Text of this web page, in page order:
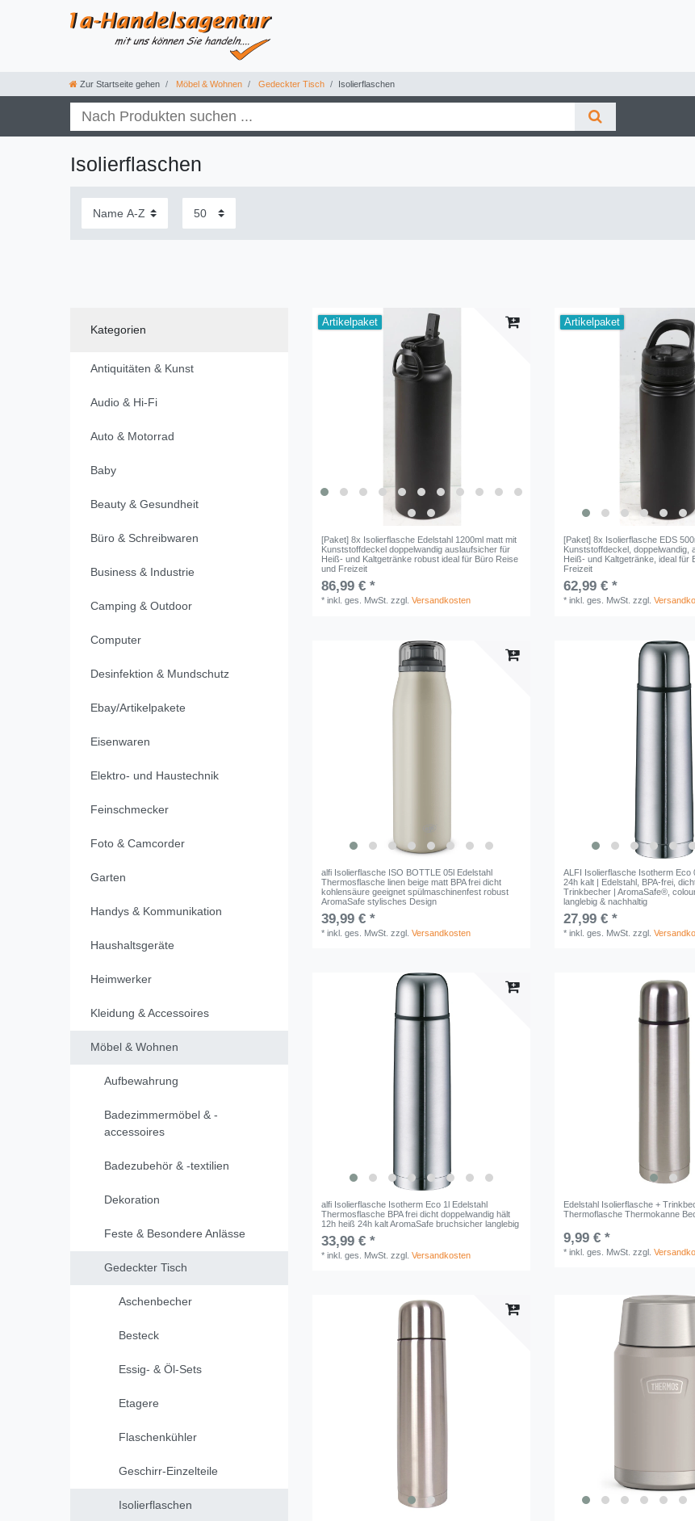
Zur Startseite gehen Möbel & Wohnen Gedeckter Tisch Isolierflaschen
Isolierflaschen
Kategorien
Antiquitäten & Kunst
Audio & Hi-Fi
Auto & Motorrad
Baby
Beauty & Gesundheit
Büro & Schreibwaren
Business & Industrie
Camping & Outdoor
Computer
Desinfektion & Mundschutz
Ebay/Artikelpakete
Eisenwaren
Elektro- und Haustechnik
Feinschmecker
Foto & Camcorder
Garten
Handys & Kommunikation
Haushaltsgeräte
Heimwerker
Kleidung & Accessoires
Möbel & Wohnen
Aufbewahrung
Badezimmermöbel & -
accessoires
Badezubehör & -textilien
Dekoration
Feste & Besondere Anlässe
Gedeckter Tisch
Aschenbecher
Besteck
Essig- & Öl-Sets
Etagere
Flaschenkühler
Geschirr-Einzelteile
Isolierflaschen
Artikelpaket
[Paket] 8x Isolierflasche Edelstahl 1200ml matt mit
Kunststoffdeckel doppelwandig auslaufsicher für
Heiß- und Kaltgetränke robust ideal für Büro Reise
und Freizeit
86,99 € *
*inkl. ges. MwSt. zzgl.Versandkosten
Artikelpaket
[Paket] 8x Isolierflasche EDS
Kunststoffdeckel, doppelwandig,
Heiß- und Kaltgetränke, ideal für
Freizeit
62,99 € *
*inkl. ges. MwSt. zzgl.
alfi Isolierflasche ISO BOTTLE 05l Edelstahl
Thermosflasche linen beige matt BPA frei dicht
kohlensäure geeignet spülmaschinenfest robust
AromaSafe stylisches Design
39,99 € *
*inkl. ges. MwSt. zzgl.Versandkosten
ALFI Isolierflasche Isotherm Eco
24h kalt | Edelstahl, BPA-frei,
Trinkbecher | AromaSafe®,
langlebig & nachhaltig
27,99 € *
*inkl. ges. MwSt. zzgl.
alfi Isolierflasche Isotherm Eco 1l Edelstahl
Thermosflasche BPA frei dicht doppelwandig hält
12h heiß 24h kalt AromaSafe bruchsicher langlebig
33,99 € *
*inkl. ges. MwSt. zzgl.Versandkosten
Edelstahl Isolierflasche +
Thermoflasche Thermokanne
9,99 € *
*inkl. ges. MwSt. zzgl.